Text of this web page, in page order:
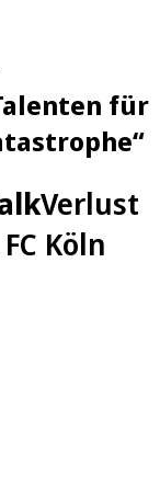
für
Verlust
Köln